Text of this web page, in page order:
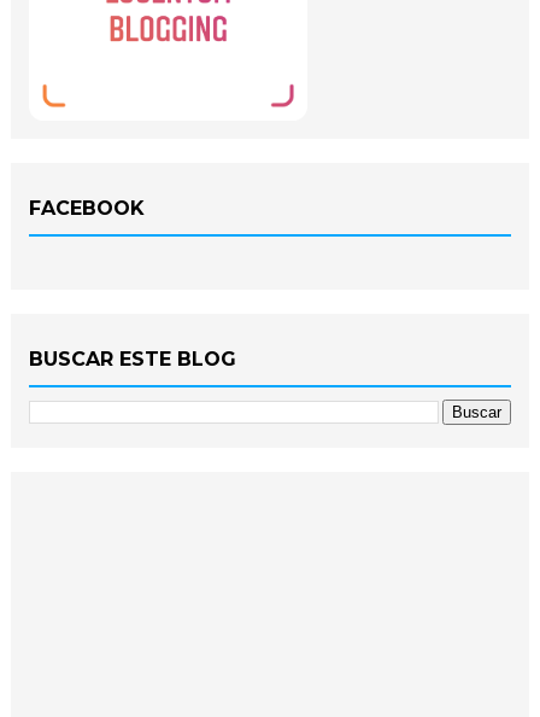
FACEBOOK
BUSCAR ESTE BLOG